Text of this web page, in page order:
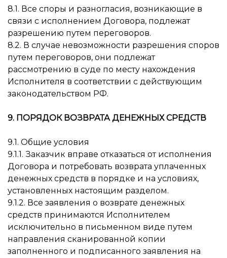
8.1. Все споры и разногласия, возникающие в
связи с исполнением Договора, подлежат
разрешению путем переговоров.
8.2. В случае невозможности разрешения споров
путем переговоров, они подлежат
рассмотрению в суде по месту нахождения
Исполнителя в соответствии с действующим
законодательством РФ.
9. ПОРЯДОК ВОЗВРАТА ДЕНЕЖНЫХ СРЕДСТВ
9.1. Общие условия
9.1.1. Заказчик вправе отказаться от исполнения
Договора и потребовать возврата уплаченных
денежных средств в порядке и на условиях,
установленных настоящим разделом.
9.1.2. Все заявления о возврате денежных
средств принимаются Исполнителем
исключительно в письменном виде путем
направления сканированной копии
заполненного и подписанного заявления на